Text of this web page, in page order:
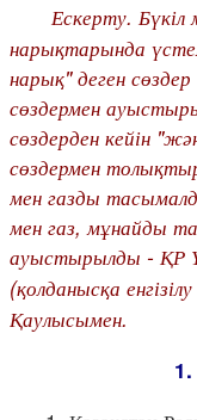
Ескерту.
нарықтарында
нарық" деген
сөздермен
сөздерден кейін
сөздермен
мен газды
мен газ, мұнайды
ауыстырылды - ҚР
(қолданысқа
Қаулысымен.